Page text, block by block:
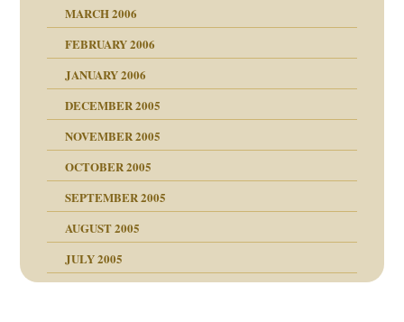
MARCH 2006
FEBRUARY 2006
JANUARY 2006
DECEMBER 2005
NOVEMBER 2005
OCTOBER 2005
SEPTEMBER 2005
AUGUST 2005
JULY 2005